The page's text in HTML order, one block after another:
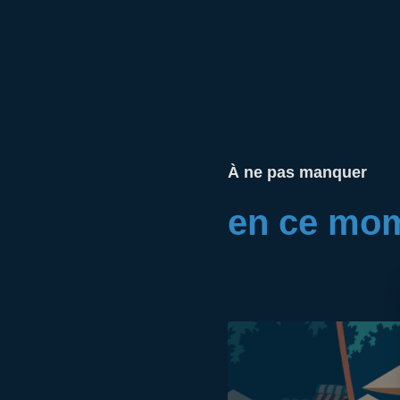
À ne pas manquer
en ce